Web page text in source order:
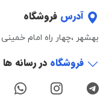
آدرس فروشگاه
بهشهر ،چهار راه امام
فروشگاه در رسانه ها